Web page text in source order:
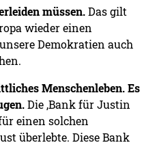
müssen.Das gilt
wieder einen
Demokratien auch
Menschenleben. Es
Die ,Bank für Justin
einen solchen
überlebte. Diese Bank